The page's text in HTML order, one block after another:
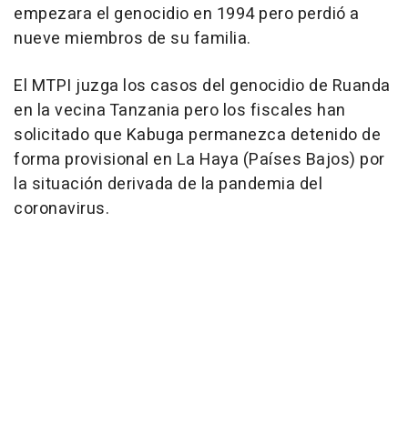
empezara el genocidio en 1994 pero perdió a
nueve miembros de su familia.
El MTPI juzga los casos del genocidio de Ruanda
en la vecina Tanzania pero los fiscales han
solicitado que Kabuga permanezca detenido de
forma provisional en La Haya (Países Bajos) por
la situación derivada de la pandemia del
coronavirus.